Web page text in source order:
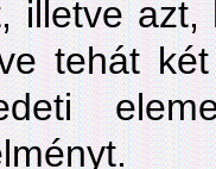
illetve
tehát